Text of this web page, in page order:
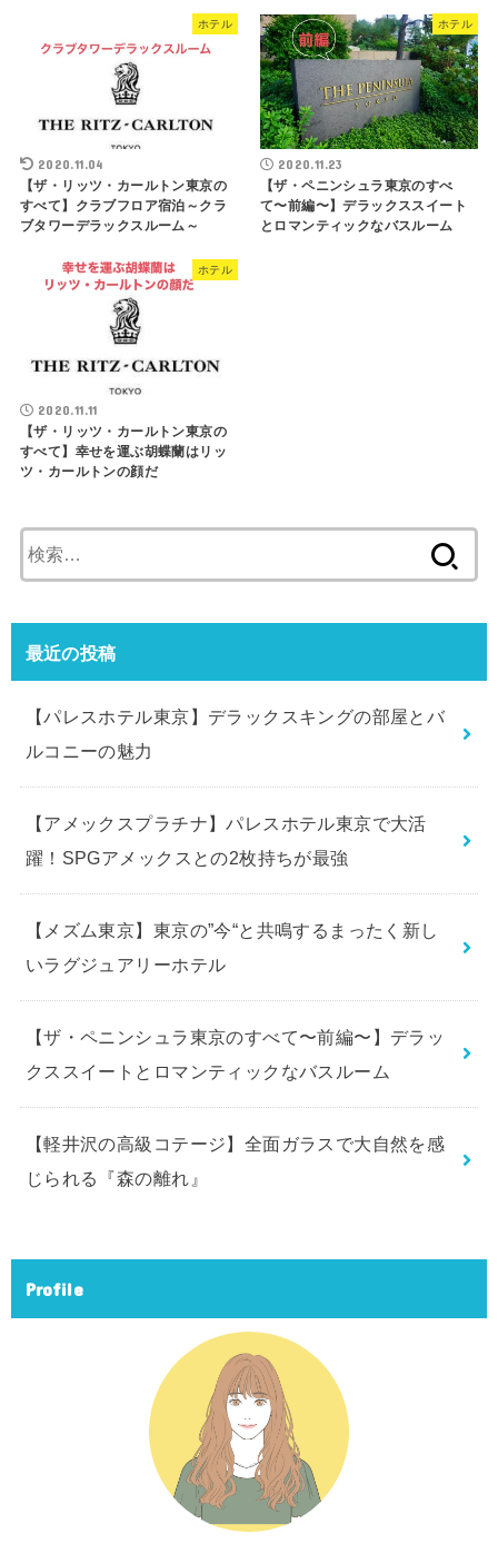
ホテル
2020.11.04
【ザ・リッツ・カールトン東京の
すべて】クラブフロア宿泊～クラ
ブタワーデラックスルーム～
ホテル
2020.11.23
【ザ・ペニンシュラ東京のすべ
て〜前編〜】デラックススイート
とロマンティックなバスルーム
ホテル
2020.11.11
【ザ・リッツ・カールトン東京の
すべて】幸せを運ぶ胡蝶蘭はリッ
ツ・カールトンの顔だ
索
最近の投稿
【パレスホテル東京】デラックスキングの部屋とバ
ルコニーの魅力
【アメックスプラチナ】パレスホテル東京で大活
躍！SPGアメックスとの2枚持ちが最強
【メズム東京】東京の”今“と共鳴するまったく新し
いラグジュアリーホテル
【ザ・ペニンシュラ東京のすべて〜前編〜】デラッ
クススイートとロマンティックなバスルーム
【軽井沢の高級コテージ】全面ガラスで大自然を感
じられる『森の離れ』
Profile